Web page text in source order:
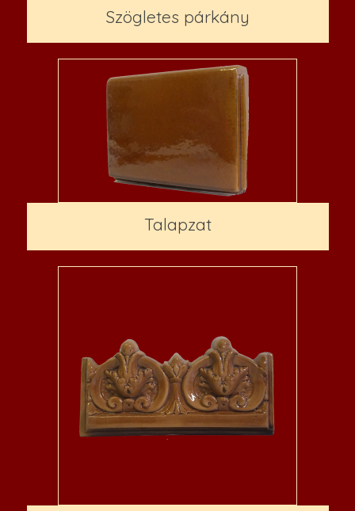
Szögletes párkány
Talapzat